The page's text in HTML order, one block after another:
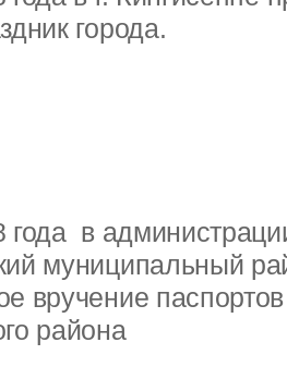
города.
года в
муниципальный
вручение
района